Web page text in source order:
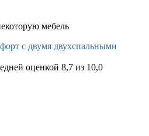
мебель
с двумя двухспальными
оценкой 8,7 из 10,0